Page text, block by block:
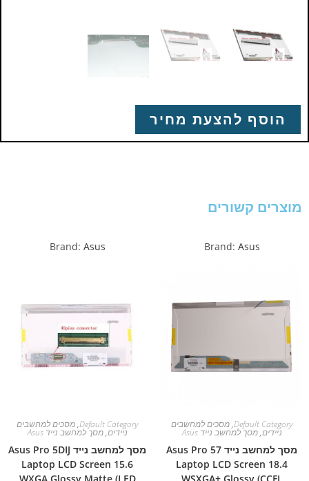
הוסף להצעת מחיר
מוצרים קשורים
Brand: Asus
Default Category
,מסכים למחשבים
ניידים,מסך למחשב נייד Asus
מסך למחשב נייד Asus Pro 57
Laptop LCD Screen 18.4
Brand: Asus
Default Category
,מסכים למחשבים
ניידים,מסך למחשב נייד Asus
מסך למחשב נייד Asus Pro 5DIJ
Laptop LCD Screen 15.6